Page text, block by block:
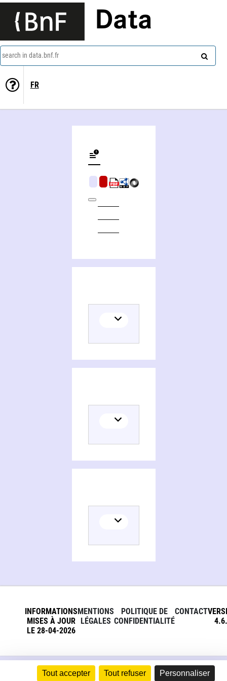
Tout accepter Tout refuser Personnaliser
Data
search in data.bnf.fr
FR
INFORMATIONS
MISES À JOUR
LE 28-04-2026
MENTIONS
LÉGALES
POLITIQUE DE
CONFIDENTIALITÉ
CONTACT